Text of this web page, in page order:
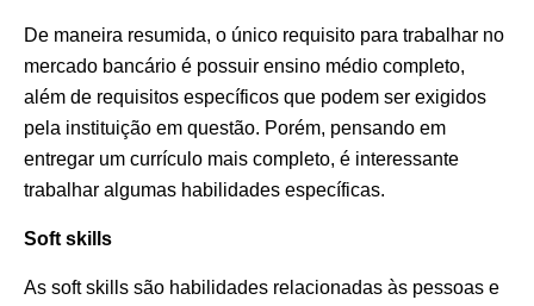
De maneira resumida, o único requisito para trabalhar no
mercado bancário é possuir ensino médio completo,
além de requisitos específicos que podem ser exigidos
pela instituição em questão. Porém, pensando em
entregar um currículo mais completo, é interessante
trabalhar algumas habilidades específicas.
Soft skills
As soft skills são habilidades relacionadas às pessoas e